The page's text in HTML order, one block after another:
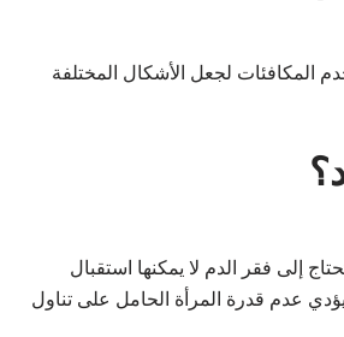
المكافئات لجعل الأشكال المختلفة
إلى فقر الدم لا يمكنها استقبال
عدم قدرة المرأة الحامل على تناول